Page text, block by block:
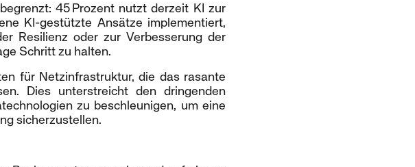
45 Prozent nutzt derzeit KI zur
KI-gestützte Ansätze implementiert,
Resilienz oder zur Verbesserung der
Schritt zu halten.
für Netzinfrastruktur, die das rasante
Dies unterstreicht den dringenden
zu beschleunigen, um eine
sicherzustellen.